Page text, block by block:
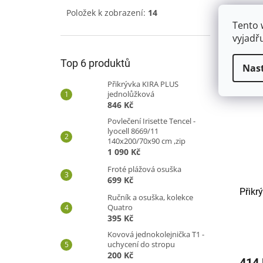
Tento
Položek k zobrazení: 14
Top 6 produktů
Přikrývka KIRA PLUS
jednolůžková
846 Kč
Povlečení Irisette Tencel -
lyocell 8669/11
140x200/70x90 cm ,zip
1 090 Kč
Froté plážová osuška
699 Kč
Ručník a osuška, kolekce
Quatro
395 Kč
Kovová jednokolejnička T1 -
uchycení do stropu
200 Kč
na